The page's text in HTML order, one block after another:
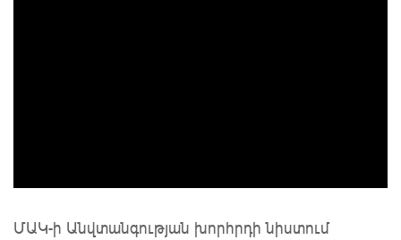
ՄԱԿ-ի Անվտանգության խորհրդի նիստում